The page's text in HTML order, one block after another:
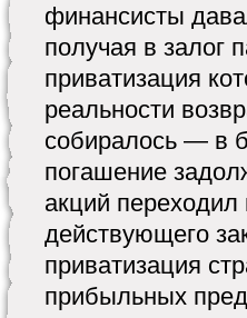
финансисты
получая в залог
приватизация
реальности
собиралось — в
погашение
акций переходил
действующего
приватизация
прибыльных